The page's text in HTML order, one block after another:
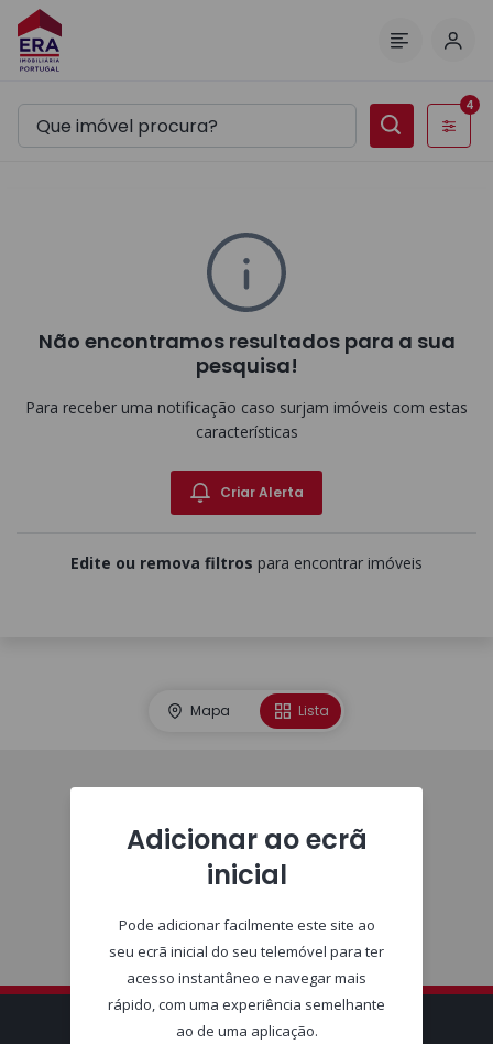
Filtros
4
Não encontramos resultados para a sua
pesquisa!
Para receber uma notificação caso surjam imóveis com estas
características
Criar Alerta
Edite ou remova filtros para encontrar imóveis
Mapa Lista
Adicionar ao ecrã
inicial
Pode adicionar facilmente este site ao
seu ecrã inicial do seu telemóvel para ter
acesso instantâneo e navegar mais
rápido, com uma experiência semelhante
ao de uma aplicação.